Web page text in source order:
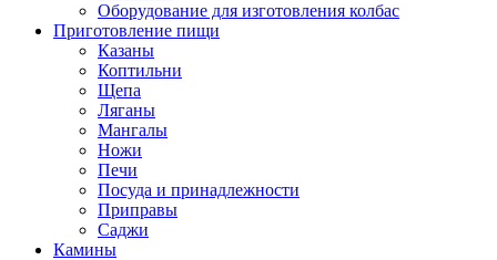
Оборудование для изготовления колбас
Приготовление пищи
Казаны
Коптильни
Щепа
Ляганы
Мангалы
Ножи
Печи
Посуда и принадлежности
Приправы
Саджи
Камины